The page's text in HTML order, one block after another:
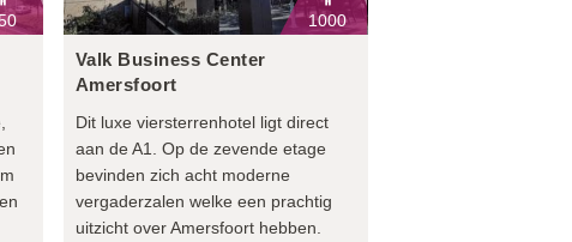
1000
Valk Business Center
Amersfoort
Dit luxe viersterrenhotel ligt direct
aan de A1. Op de zevende etage
bevinden zich acht moderne
vergaderzalen welke een prachtig
uitzicht over Amersfoort hebben.